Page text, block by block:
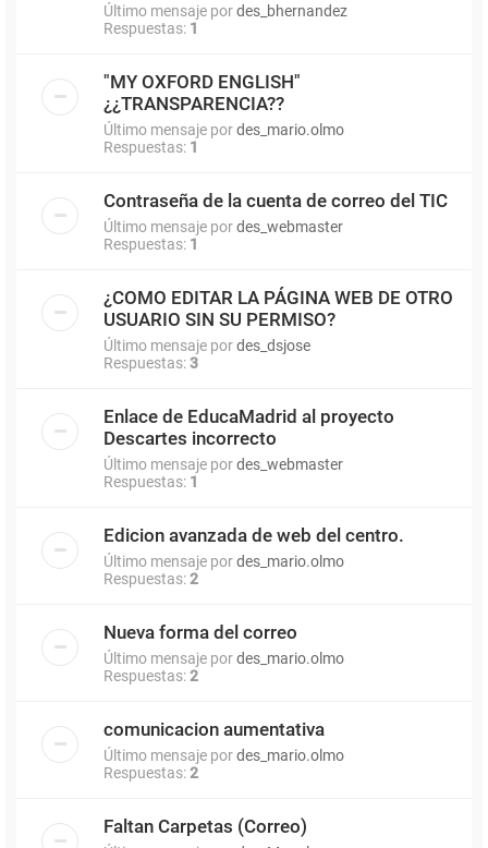
Último mensaje pordes_bhernandez
Respuestas: 1
"MY OXFORD ENGLISH"
¿¿TRANSPARENCIA??
Último mensaje pordes_mario.olmo
Respuestas: 1
Contraseña de la cuenta de correo del TIC
Último mensaje pordes_webmaster
Respuestas: 1
¿COMO EDITAR LA PÁGINA WEB DE OTRO
USUARIO SIN SU PERMISO?
Último mensaje pordes_dsjose
Respuestas:3
Enlace de EducaMadrid al proyecto
Descartes incorrecto
Último mensaje pordes_webmaster
Respuestas: 1
Edicion avanzada de web del centro.
Último mensaje pordes_mario.olmo
Respuestas:2
Nueva forma del correo
Último mensaje pordes_mario.olmo
Respuestas:2
comunicacion aumentativa
Último mensaje pordes_mario.olmo
Respuestas:2
Faltan Carpetas (Correo)